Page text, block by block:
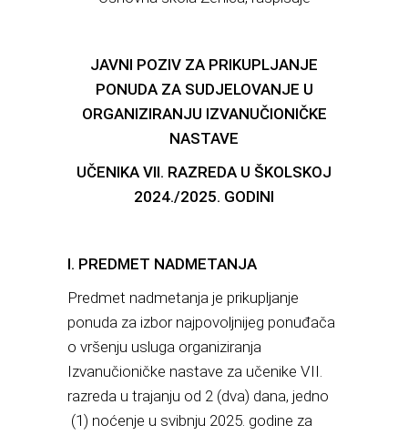
JAVNI POZIV ZA PRIKUPLJANJE
PONUDA ZA SUDJELOVANJE U
ORGANIZIRANJU IZVANUČIONIČKE
NASTAVE
UČENIKA VII. RAZREDA U ŠKOLSKOJ
2024./2025. GODINI
I. PREDMET NADMETANJA
Predmet nadmetanja je prikupljanje
ponuda za izbor najpovoljnijeg ponuđača
o vršenju usluga organiziranja
Izvanučioničke nastave za učenike VII.
razreda u trajanju od 2 (dva) dana, jedno
(1) noćenje u svibnju 2025. godine za